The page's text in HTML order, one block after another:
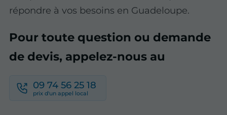
répondre à vos besoins en Guadeloupe.
Pour toute question ou demande
de devis, appelez-nous au
09 74 56 25 18